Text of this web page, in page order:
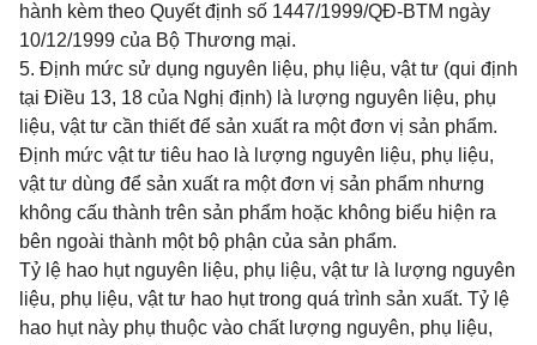
hành kèm theo Quyết định số 1447/1999/QĐ-BTM ngày
10/12/1999 của Bộ Thương mại.
5. Định mức sử dụng nguyên liệu, phụ liệu, vật tư (qui định
tại Điều 13, 18 của Nghị định) là lượng nguyên liệu, phụ
liệu, vật tư cần thiết để sản xuất ra một đơn vị sản phẩm.
Định mức vật tư tiêu hao là lượng nguyên liệu, phụ liệu,
vật tư dùng để sản xuất ra một đơn vị sản phẩm nhưng
không cấu thành trên sản phẩm hoặc không biểu hiện ra
bên ngoài thành một bộ phận của sản phẩm.
Tỷ lệ hao hụt nguyên liệu, phụ liệu, vật tư là lượng nguyên
liệu, phụ liệu, vật tư hao hụt trong quá trình sản xuất. Tỷ lệ
hao hụt này phụ thuộc vào chất lượng nguyên, phụ liệu,